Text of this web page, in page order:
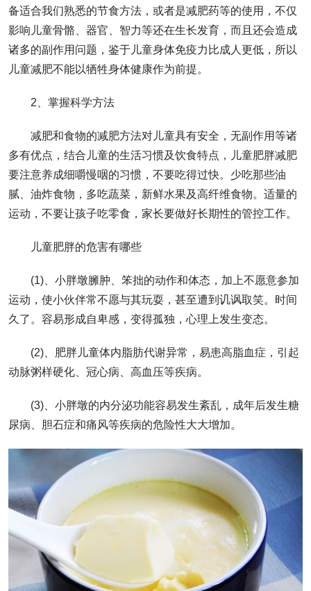
备适合我们熟悉的节食方法，或者是减肥药等的使用，不仅
影响儿童骨骼、器官、智力等还在生长发育，而且还会造成
诸多的副作用问题，鉴于儿童身体免疫力比成人更低，所以
儿童减肥不能以牺牲身体健康作为前提。
2、掌握科学方法
减肥和食物的减肥方法对儿童具有安全，无副作用等诸
多有优点，结合儿童的生活习惯及饮食特点，儿童肥胖减肥
要注意养成细嚼慢咽的习惯，不要吃得过快。少吃那些油
腻、油炸食物，多吃蔬菜，新鲜水果及高纤维食物。适量的
运动，不要让孩子吃零食，家长要做好长期性的管控工作。
儿童肥胖的危害有哪些
(1)、小胖墩臃肿、笨拙的动作和体态，加上不愿意参加
运动，使小伙伴常不愿与其玩耍，甚至遭到讥讽取笑。时间
久了。容易形成自卑感，变得孤独，心理上发生变态。
(2)、肥胖儿童体内脂肪代谢异常，易患高脂血症，引起
动脉粥样硬化、冠心病、高血压等疾病。
(3)、小胖墩的内分泌功能容易发生紊乱，成年后发生糖
尿病、胆石症和痛风等疾病的危险性大大增加。